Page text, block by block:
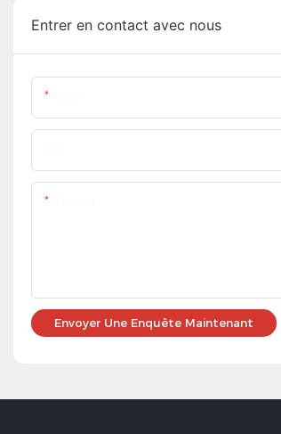
Entrer en contact avec nous
Envoyer Une Enquête Maintenant